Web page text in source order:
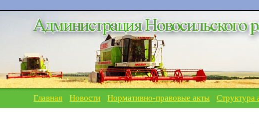
Главная Новости Нормативно-правовые акты Структура